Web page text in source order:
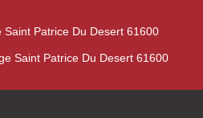
Patrice Du Desert 61600
Saint Patrice Du Desert 61600